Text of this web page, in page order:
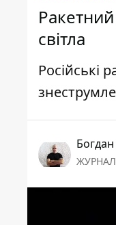
світла
Російські